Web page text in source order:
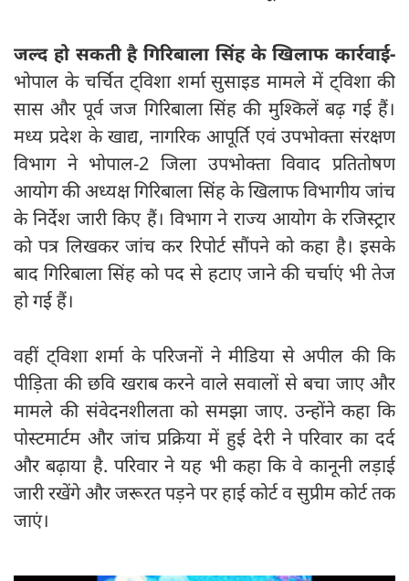
जल्द हो सकती है गिरिबाला सिंह के खिलाफ कार्रवाई-
भोपाल के चर्चित ट्विशा शर्मा सुसाइड मामले में ट्विशा की
सास और पूर्व जज गिरिबाला सिंह की मुश्किलें बढ़ गई हैं।
मध्य प्रदेश के खाद्य, नागरिक आपूर्ति एवं उपभोक्ता संरक्षण
विभाग ने भोपाल-2 जिला उपभोक्ता विवाद प्रतितोषण
आयोग की अध्यक्ष गिरिबाला सिंह के खिलाफ विभागीय जांच
के निर्देश जारी किए हैं। विभाग ने राज्य आयोग के रजिस्ट्रार
को पत्र लिखकर जांच कर रिपोर्ट सौंपने को कहा है। इसके
बाद गिरिबाला सिंह को पद से हटाए जाने की चर्चाएं भी तेज
हो गई हैं।
वहीं ट्विशा शर्मा के परिजनों ने मीडिया से अपील की कि
पीड़िता की छवि खराब करने वाले सवालों से बचा जाए और
मामले की संवेदनशीलता को समझा जाए. उन्होंने कहा कि
पोस्टमार्टम और जांच प्रक्रिया में हुई देरी ने परिवार का दर्द
और बढ़ाया है. परिवार ने यह भी कहा कि वे कानूनी लड़ाई
जारी रखेंगे और जरूरत पड़ने पर हाई कोर्ट व सुप्रीम कोर्ट तक
जाएं।